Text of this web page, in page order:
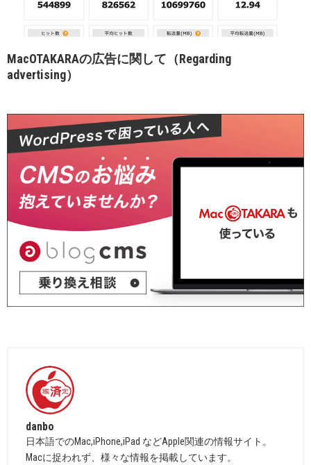
MacOTAKARAの広告に関して（Regarding
advertising）
danbo
日本語でのMac,iPhone,iPad などApple関連の情報サイト。
Macに捉われず、様々な情報を掲載しています。